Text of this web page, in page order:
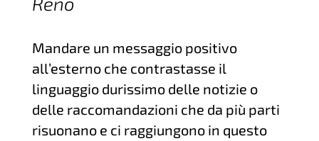
Mandare un messaggio positivo
all’esterno che contrastasse il
linguaggio durissimo delle notizie o
delle raccomandazioni che da più parti
risuonano e ci raggiungono in questo